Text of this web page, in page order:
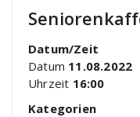
Datum/Zeit
Datum 11.08.2022
Uhrzeit 16:00
Kategorien